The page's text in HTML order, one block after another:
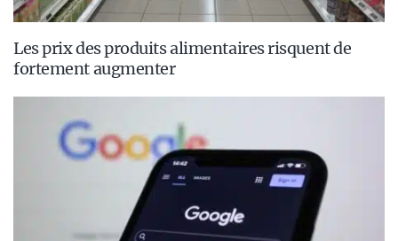
Les prix des produits alimentaires risquent de
fortement augmenter